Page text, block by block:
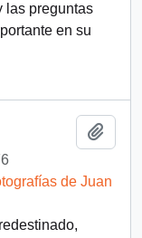
las preguntas
en su
de Juan